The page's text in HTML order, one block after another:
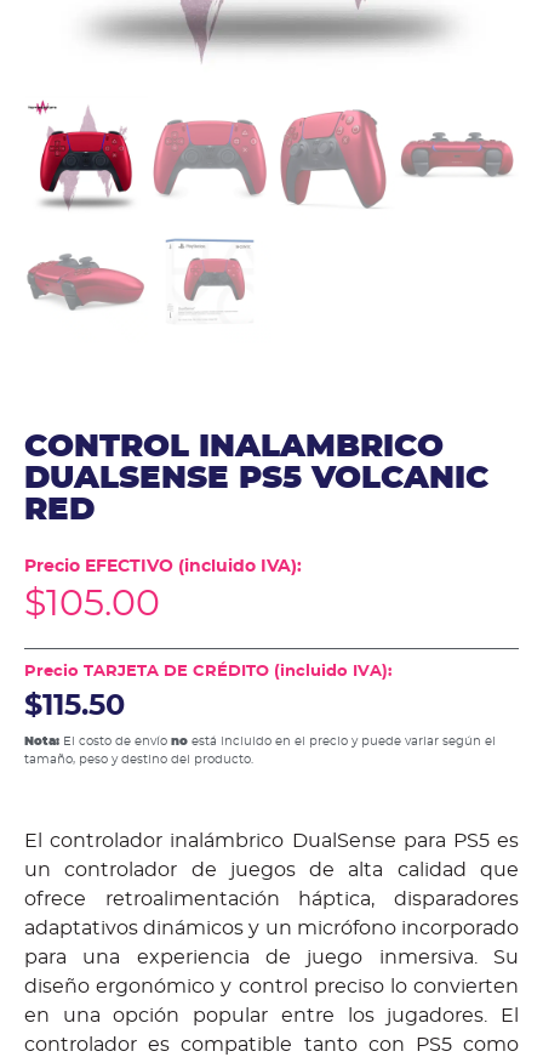
CONTROL INALAMBRICO
DUALSENSE PS5 VOLCANIC
RED
Precio EFECTIVO (incluido IVA):
$105.00
Precio TARJETA DE CRÉDITO (incluido IVA):
$115.50
Nota: El costo de envío no está incluido en el precio y puede variar según el
tamaño, peso y destino del producto.
El controlador inalámbrico DualSense para PS5 es
un controlador de juegos de alta calidad que
ofrece retroalimentación háptica, disparadores
adaptativos dinámicos y un micrófono incorporado
para una experiencia de juego inmersiva. Su
diseño ergonómico y control preciso lo convierten
en una opción popular entre los jugadores. El
controlador es compatible tanto con PS5 como